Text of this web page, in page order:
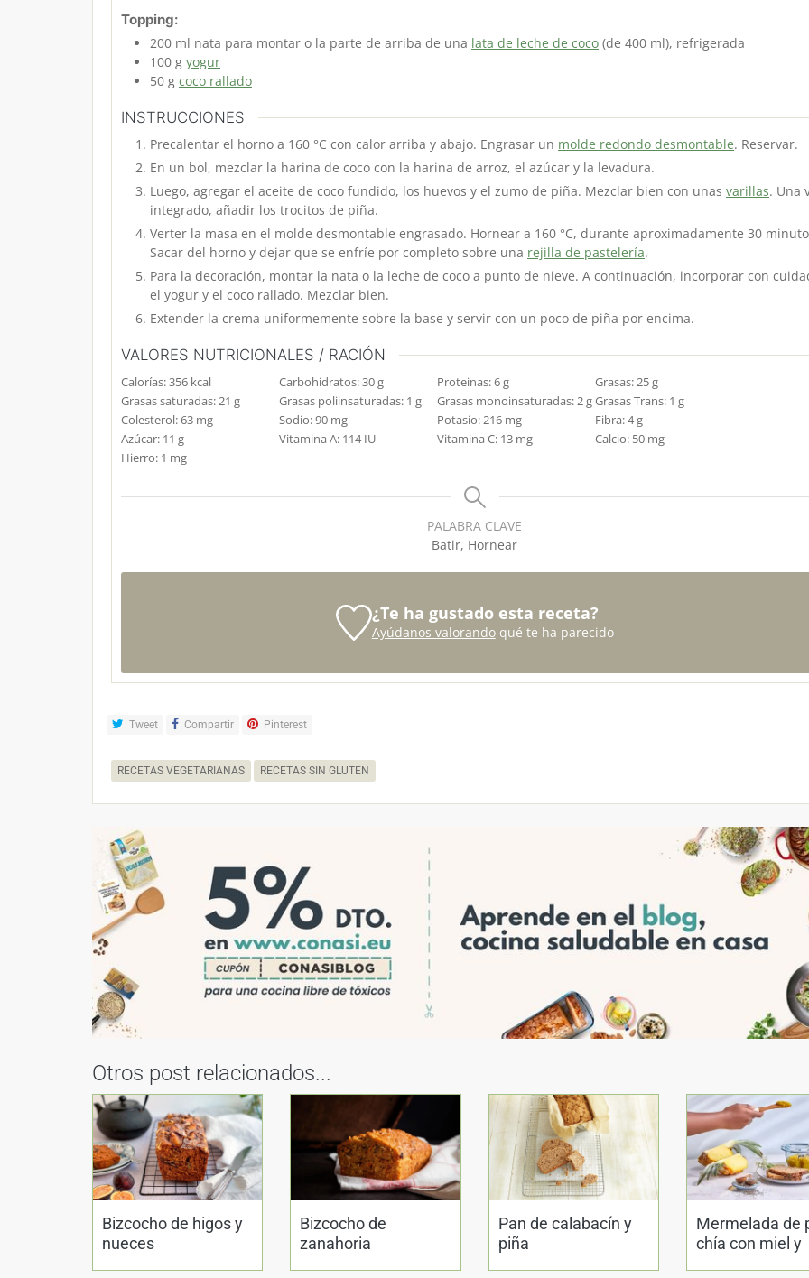
Topping:
200 ml nata para montar o la parte de arriba de una lata de leche de coco (de 400 ml), refrigerada
100 g yogur
50 g coco rallado
INSTRUCCIONES
Precalentar el horno a 160 °C con calor arriba y abajo. Engrasar un molde redondo desmontable. Reservar.
En un bol, mezclar la harina de coco con la harina de arroz, el azúcar y la levadura.
Luego, agregar el aceite de coco fundido, los huevos y el zumo de piña. Mezclar bien con unas varillas. Una
integrado, añadir los trocitos de piña.
Verter la masa en el molde desmontable engrasado. Hornear a 160 °C, durante aproximadamente 30
Sacar del horno y dejar que se enfríe por completo sobre una rejilla de pastelería.
Para la decoración, montar la nata o la leche de coco a punto de nieve. A continuación, incorporar con
el yogur y el coco rallado. Mezclar bien.
Extender la crema uniformemente sobre la base y servir con un poco de piña por encima.
VALORES NUTRICIONALES / RACIÓN
Calorías:356 kcal Carbohidratos:30g Proteinas:6g Grasas:25g
Grasas saturadas:21 g Grasas poliinsaturadas: 1 g Grasas monoinsaturadas:2gGrasas Trans: 1 g
Colesterol:63 mg Sodio:90 mg Potasio:216 mg Fibra:4g
Azúcar: 11 g Vitamina A: 114 IU Vitamina C: 13 mg Calcio: 50 mg
Hierro: 1 mg
PALABRA CLAVE
Batir, Hornear
¿Te ha gustado esta receta?
Ayúdanos valorandoqué te ha parecido
Tweet Compartir Pinterest
RECETAS VEGETARIANAS RECETAS SIN GLUTEN
Otros post relacionados...
Bizcocho de higos y
nueces
Bizcocho de
zanahoria
Pan de calabacín y
piña
Mermelada de
chía con miel y